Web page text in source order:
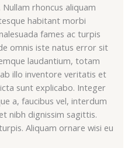
rhoncus aliquam
habitant morbi
fames ac turpis
omnis iste natus error sit
laudantium, totam
illo inventore veritatis et
sunt explicabo. Integer
a, faucibus vel, interdum
nibh dignissim sagittis.
Aliquam ornare wisi eu